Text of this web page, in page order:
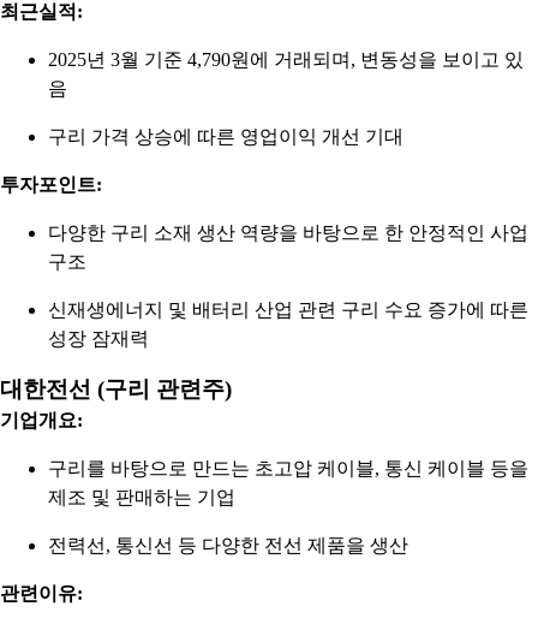
최근실적:
2025년 3월 기준 4,790원에 거래되며, 변동성을 보이고 있
음
구리 가격 상승에 따른 영업이익 개선 기대
투자포인트:
다양한 구리 소재 생산 역량을 바탕으로 한 안정적인 사업
구조
신재생에너지 및 배터리 산업 관련 구리 수요 증가에 따른
성장 잠재력
대한전선 (구리 관련주)
기업개요:
구리를 바탕으로 만드는 초고압 케이블, 통신 케이블 등을
제조 및 판매하는 기업
전력선, 통신선 등 다양한 전선 제품을 생산
관련이유: